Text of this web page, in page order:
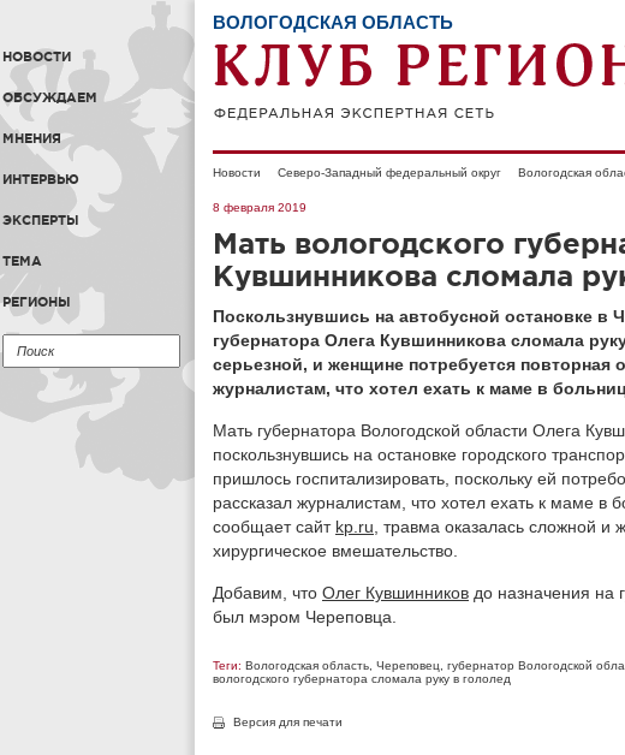
НОВОСТИ
ОБСУЖДАЕМ
МНЕНИЯ
ИНТЕРВЬЮ
ЭКСПЕРТЫ
ТЕМА
РЕГИОНЫ
ВОЛОГОДСКАЯ ОБЛАСТЬ
Новости Северо-Западный федеральный округ Вологодская
8 февраля 2019
Мать вологодского
Кувшинникова сломала
Поскользнувшись на автобусной остановке в
губернатора Олега Кувшинникова сломала
серьезной, и женщине потребуется повторная
журналистам, что хотел ехать к маме в
Мать губернатора Вологодской области Олега
поскользнувшись на остановке городского
пришлось госпитализировать, поскольку ей
рассказал журналистам, что хотел ехать к маме в
сообщает сайт kp.ru , травма оказалась сложной
хирургическое вмешательство.
Добавим, что Олег Кувшинников до назначения на
был мэром Череповца.
Теги: Вологодская область Череповец губернатор Вологодской
вологодского губернатора сломала руку в гололед
Версия для печати